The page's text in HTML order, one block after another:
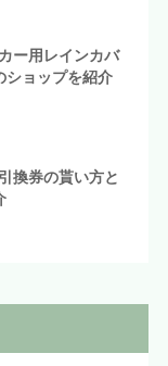
ー用レインカバ
ショップを紹介
換券の貰い方と